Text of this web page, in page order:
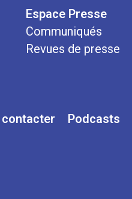
Espace Presse
Communiqués
Revues de presse
contacter Podcasts